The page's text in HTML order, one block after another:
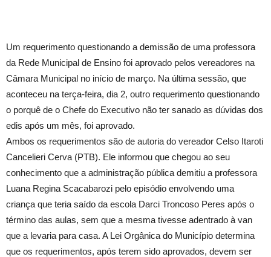
Um requerimento questionando a demissão de uma professora
da Rede Municipal de Ensino foi aprovado pelos vereadores na
Câmara Municipal no início de março. Na última sessão, que
aconteceu na terça-feira, dia 2, outro requerimento questionando
o porquê de o Chefe do Executivo não ter sanado as dúvidas dos
edis após um mês, foi aprovado.
Ambos os requerimentos são de autoria do vereador Celso Itaroti
Cancelieri Cerva (PTB). Ele informou que chegou ao seu
conhecimento que a administração pública demitiu a professora
Luana Regina Scacabarozi pelo episódio envolvendo uma
criança que teria saído da escola Darci Troncoso Peres após o
término das aulas, sem que a mesma tivesse adentrado à van
que a levaria para casa. A Lei Orgânica do Município determina
que os requerimentos, após terem sido aprovados, devem ser